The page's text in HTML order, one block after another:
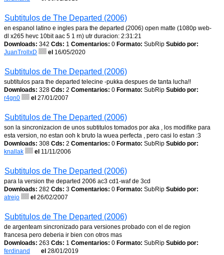
Subtitulos de The Departed (2006)
en espanol latino e ingles para the departed (2006) open matte (1080p web-
dl x265 hevc 10bit aac 5 1 rn) utr duracion: 2:31:21
Downloads: 342 Cds: 1 Comentarios: 0 Formato: SubRip Subido por:
JuanTrollxD
el 16/05/2020
Subtitulos de The Departed (2006)
subtitulos para the departed telecine -pukka despues de tanta lucha!!
Downloads: 328 Cds: 2 Comentarios: 0 Formato: SubRip Subido por:
r4gn0
el 27/01/2007
Subtitulos de The Departed (2006)
son la sincronizacion de unos subtitulos tomados por aka , los modifike para
esta version, no estan ooh k bruto la wuea perfecta , pero casi lo estan :3
Downloads: 308 Cds: 2 Comentarios: 0 Formato: SubRip Subido por:
knallak
el 11/11/2006
Subtitulos de The Departed (2006)
para la version the departed 2006 ac3 cd1-waf de 3cd
Downloads: 282 Cds: 3 Comentarios: 0 Formato: SubRip Subido por:
atrejo
el 26/02/2007
Subtitulos de The Departed (2006)
de argenteam sincronizado para versiones probado con el de region
francesa pero deberia ir bien con otros mas
Downloads: 263 Cds: 1 Comentarios: 0 Formato: SubRip Subido por:
ferdinand
el 28/01/2019